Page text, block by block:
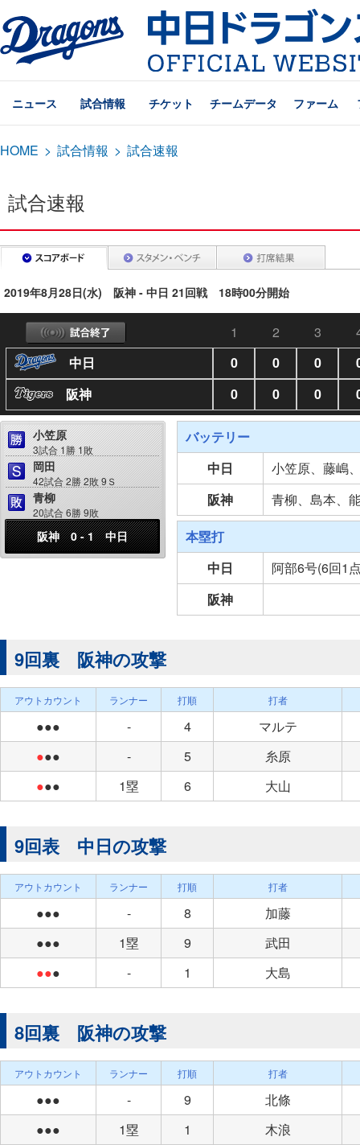
ニュース 試合情報 チケット チームデータ ファーム
HOME > 試合情報 > 試合速報
試合速報
2019年8月28日(水) 阪神 - 中日 21回戦 18時00分開始
1 2 3
中日
0 0 0
阪神
0 0 0
小笠原
3試合 1勝 1敗
岡田
42試合 2勝 2敗 9Ｓ
青柳
20試合 6勝 9敗
阪神 0 - 1 中日
バッテリー
中日
小笠原、藤嶋
阪神
青柳、島本、
本塁打
中日
阿部6号(6回1
阪神
9回裏 阪神の攻撃
アウトカウント ランナー 打順 打者
●●● - 4
マルテ
●●● - 5
糸原
●●● 1塁 6 大山
9回表 中日の攻撃
アウトカウント ランナー 打順 打者
●●● - 8
加藤
●●●
1塁 9
武田
●●● - 1 大島
8回裏 阪神の攻撃
アウトカウント ランナー 打順 打者
●●● - 9
北條
●●●
1塁 1
木浪